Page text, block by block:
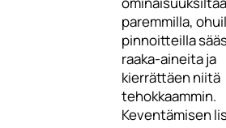
paremmilla,
pinnoitteilla
raaka-aineita ja
kierrättäen niitä
tehokkaammin.
Keventämisen